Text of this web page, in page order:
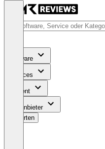
Software
Services
Content
Für Anbieter
Bewerten